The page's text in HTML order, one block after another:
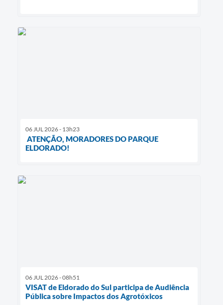
06 JUL 2026 - 13h23
ATENÇÃO, MORADORES DO PARQUE
ELDORADO!
06 JUL 2026 - 08h51
VISAT de Eldorado do Sul participa de Audiência
Pública sobre Impactos dos Agrotóxicos